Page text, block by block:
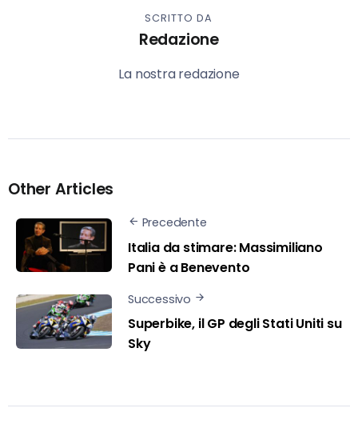
SCRITTO DA
Redazione
La nostra redazione
Other Articles
Precedente
Italia da stimare: Massimiliano
Pani è a Benevento
Successivo
Superbike, il GP degli Stati Uniti su
Sky